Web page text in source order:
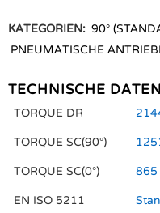
KATEGORIEN: 90°
PNEUMATISCHE
TECHNISCHE DATEN
TORQUE DR
TORQUE SC(90°)
TORQUE SC(0°) 865
EN ISO 5211